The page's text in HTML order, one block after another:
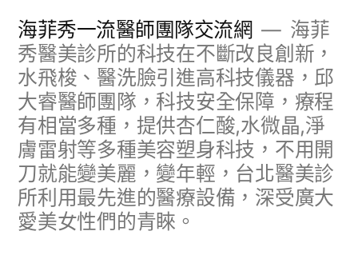
海菲秀一流醫師團隊交流網
海菲
秀醫美診所的科技在不斷改良創新，
水飛梭、醫洗臉引進高科技儀器，邱
大睿醫師團隊，科技安全保障，療程
有相當多種，提供杏仁酸,水微晶,淨
膚雷射等多種美容塑身科技，不用開
刀就能變美麗，變年輕，台北醫美診
所利用最先進的醫療設備，深受廣大
愛美女性們的青睞。